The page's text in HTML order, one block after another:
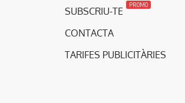
SUBSCRIU-TE
PROMO
CONTACTA
TARIFES PUBLICITÀRIES